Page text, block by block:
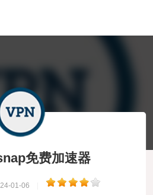
免费加速器
01-06